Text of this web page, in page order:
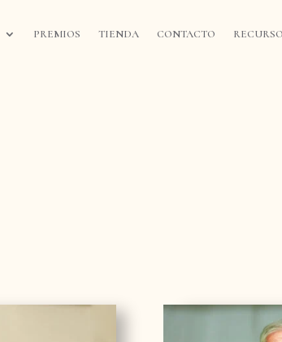
PREMIOS TIENDA CONTACTO